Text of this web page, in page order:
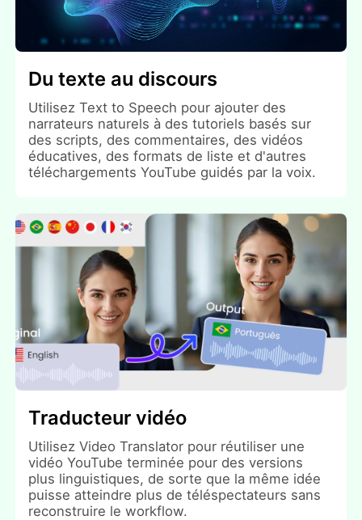
Du texte au discours
Utilisez Text to Speech pour ajouter des
narrateurs naturels à des tutoriels basés sur
des scripts, des commentaires, des vidéos
éducatives, des formats de liste et d'autres
téléchargements YouTube guidés par la voix.
Traducteur vidéo
Utilisez Video Translator pour réutiliser une
vidéo YouTube terminée pour des versions
plus linguistiques, de sorte que la même idée
puisse atteindre plus de téléspectateurs sans
reconstruire le workflow.